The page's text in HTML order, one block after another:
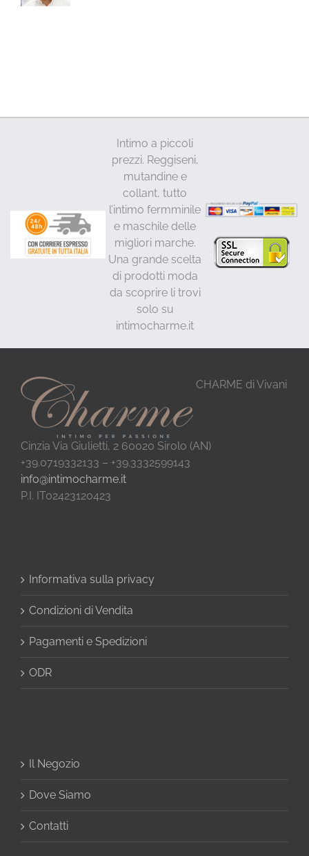
Intimo a piccoli
prezzi. Reggiseni,
mutandine e
collant, tutto
l’intimo fermminile
e maschile delle
migliori marche.
Una grande scelta
di prodotti moda
da scoprire li trovi
solo su
intimocharme.it
CHARME di Vivani
Cinzia Via Giulietti, 2 60020 Sirolo (AN)
+39.0719332133 – +39.3332599143
info@intimocharme.it
P.I. IT02423120423
Informativa sulla privacy
Condizioni di Vendita
Pagamenti e Spedizioni
ODR
Il Negozio
Dove Siamo
Contatti